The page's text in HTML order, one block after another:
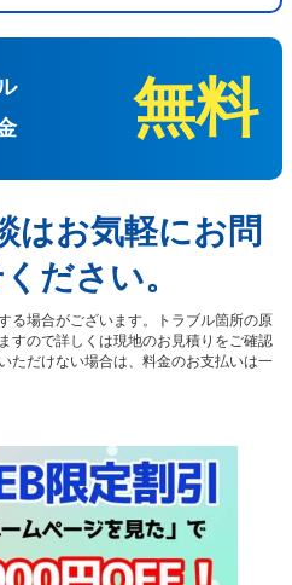
無料
はお気軽にお問
ださい。
る場合がございます。トラブル箇所の原
すので詳しくは現地のお見積りをご確認
ただけない場合は、料金のお支払いは一